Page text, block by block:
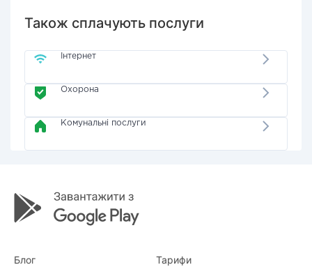
Також сплачують послуги
Інтернет
Охорона
Комунальні послуги
Блог Тарифи